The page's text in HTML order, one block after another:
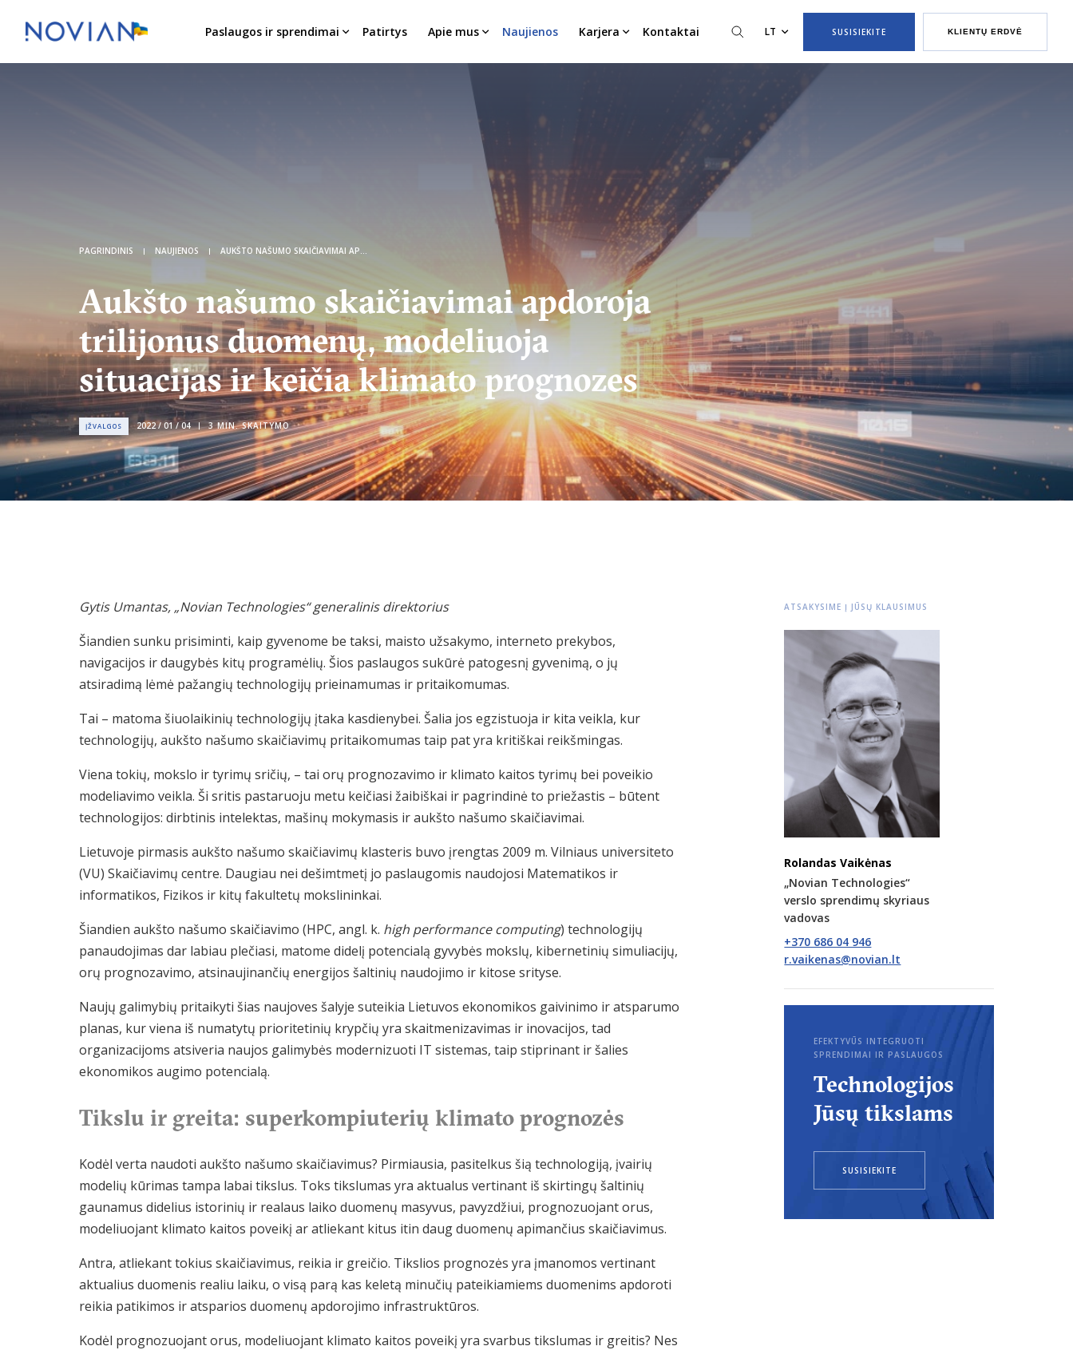
Paslaugos ir sprendimai Patirtys Apie mus Naujienos Karjera Kontaktai LT SUSISIEKITE KLIENTŲ ERDVĖ
PAGRINDINIS NAUJIENOS AUKŠTO NAŠUMO SKAIČIAVIMAI APDOROJA TRILIJONUS DUOMENŲ, MODELIUOJA SITUACIJAS IR KEIČIA KLIMATO PROGNOZES
Aukšto našumo skaičiavimai apdoroja
trilijonus duomenų, modeliuoja
situacijas ir keičia klimato prognozes
ĮŽVALGOS 2022 / 01 / 04 3 MIN. SKAITYMO
Gytis Umantas, „Novian Technologies“ generalinis direktorius
Šiandien sunku prisiminti, kaip gyvenome be taksi, maisto užsakymo, interneto prekybos,
navigacijos ir daugybės kitų programėlių. Šios paslaugos sukūrė patogesnį gyvenimą, o jų
atsiradimą lėmė pažangių technologijų prieinamumas ir pritaikomumas.
Tai – matoma šiuolaikinių technologijų įtaka kasdienybei. Šalia jos egzistuoja ir kita veikla, kur
technologijų, aukšto našumo skaičiavimų pritaikomumas taip pat yra kritiškai reikšmingas.
Viena tokių, mokslo ir tyrimų sričių, – tai orų prognozavimo ir klimato kaitos tyrimų bei poveikio
modeliavimo veikla. Ši sritis pastaruoju metu keičiasi žaibiškai ir pagrindinė to priežastis – būtent
technologijos: dirbtinis intelektas, mašinų mokymasis ir aukšto našumo skaičiavimai.
Lietuvoje pirmasis aukšto našumo skaičiavimų klasteris buvo įrengtas 2009 m. Vilniaus universiteto
(VU) Skaičiavimų centre. Daugiau nei dešimtmetį jo paslaugomis naudojosi Matematikos ir
informatikos, Fizikos ir kitų fakultetų mokslininkai.
Šiandien aukšto našumo skaičiavimo (HPC, angl. k. high performance computing) technologijų
panaudojimas dar labiau plečiasi, matome didelį potencialą gyvybės mokslų, kibernetinių simuliacijų,
orų prognozavimo, atsinaujinančių energijos šaltinių naudojimo ir kitose srityse.
Naujų galimybių pritaikyti šias naujoves šalyje suteikia Lietuvos ekonomikos gaivinimo ir atsparumo
planas, kur viena iš numatytų prioritetinių krypčių yra skaitmenizavimas ir inovacijos, tad
organizacijoms atsiveria naujos galimybės modernizuoti IT sistemas, taip stiprinant ir šalies
ekonomikos augimo potencialą.
Tikslu ir greita: superkompiuterių klimato prognozės
Kodėl verta naudoti aukšto našumo skaičiavimus? Pirmiausia, pasitelkus šią technologiją, įvairių
modelių kūrimas tampa labai tikslus. Toks tikslumas yra aktualus vertinant iš skirtingų šaltinių
gaunamus didelius istorinių ir realaus laiko duomenų masyvus, pavyzdžiui, prognozuojant orus,
modeliuojant klimato kaitos poveikį ar atliekant kitus itin daug duomenų apimančius skaičiavimus.
Antra, atliekant tokius skaičiavimus, reikia ir greičio. Tikslios prognozės yra įmanomos vertinant
aktualius duomenis realiu laiku, o visą parą kas keletą minučių pateikiamiems duomenims apdoroti
reikia patikimos ir atsparios duomenų apdorojimo infrastruktūros.
Kodėl prognozuojant orus, modeliuojant klimato kaitos poveikį yra svarbus tikslumas ir greitis? Nes
ATSAKYSIME Į JŪSŲ KLAUSIMUS
Rolandas Vaikėnas
„Novian Technologies“
verslo sprendimų skyriaus
vadovas
+370 686 04 946
EFEKTYVŪS INTEGRUOTI
SPRENDIMAI IR PASLAUGOS
Technologijos
Jūsų tikslams
SUSISIEKITE